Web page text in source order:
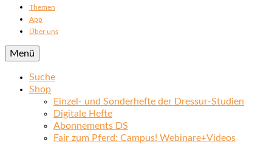
Themen
App
Über uns
Menü
Suche
Shop
Einzel- und Sonderhefte der Dressur-Studien
Digitale Hefte
Abonnements DS
Fair zum Pferd: Campus! Webinare+Videos